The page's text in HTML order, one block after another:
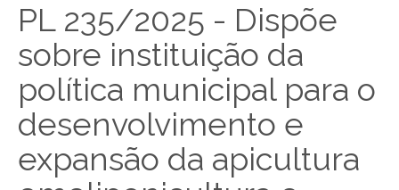
PL 235/2025 - Dispõe
sobre instituição da
política municipal para o
desenvolvimento e
expansão da apicultura